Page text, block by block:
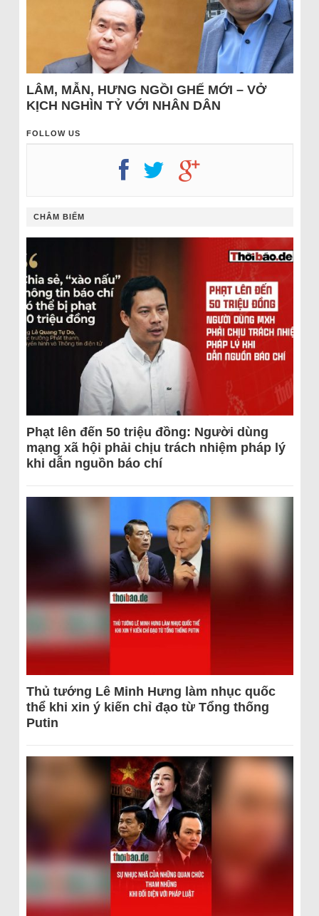
LÂM, MẪN, HƯNG NGỒI GHẾ MỚI – VỞ
KỊCH NGHÌN TỶ VỚI NHÂN DÂN
FOLLOW US
CHÂM BIẾM
Phạt lên đến 50 triệu đồng: Người dùng
mạng xã hội phải chịu trách nhiệm pháp lý
khi dẫn nguồn báo chí
Thủ tướng Lê Minh Hưng làm nhục quốc
thể khi xin ý kiến chỉ đạo từ Tổng thống
Putin